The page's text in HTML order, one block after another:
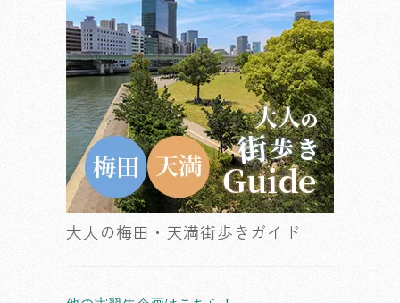
大人の梅田・天満街歩きガイド